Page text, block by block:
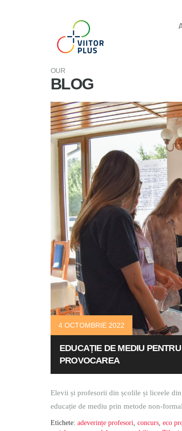
OUR
BLOG
4 OCTOMBRIE 2022
EDUCAȚIE DE MEDIU
PROVOCAREA
Elevii și profesorii din școlile și liceele
educație de mediu prin metode non-
Etichete: adeverințe profesori, concurs, eco